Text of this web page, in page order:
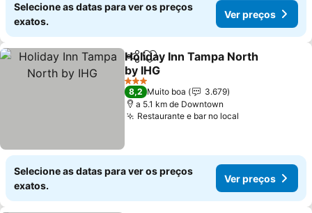
Selecione as datas para ver os preços
exatos.
Ver preços
PartilharAdicionar aos favoritos
Holiday Inn Tampa North
by IHG
3 Estrelas
8,2 Muito boa
3.679
a 5.1 km de Downtown
Restaurante e bar no local
Selecione as datas para ver os preços
exatos.
Ver preços